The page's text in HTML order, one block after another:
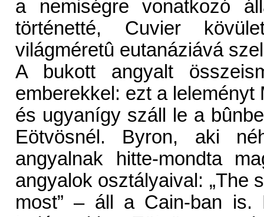
a nemiségre vonatkozó
történetté, Cuvier
világméretû eutanáziává
A bukott angyalt
emberekkel: ezt a
és ugyanígy száll le a
Eötvösnél. Byron, aki
angyalnak hitte-mondta
angyalok osztályaival: „The
most” – áll a Cain-ban is.